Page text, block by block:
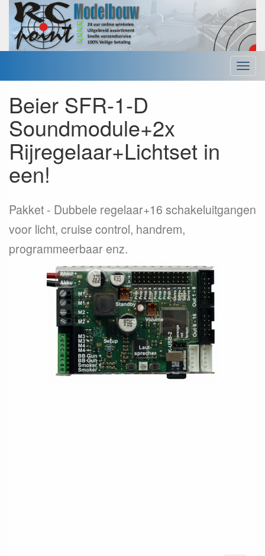
Menu
Beier SFR-1-D
Soundmodule+2x
Rijregelaar+Lichtset in
een!
Pakket
Dubbele regelaar+16 schakeluitgangen
voor licht, cruise control, handrem,
programmeerbaar enz.